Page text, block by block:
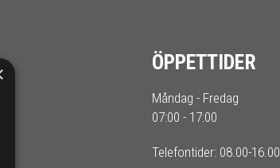
ÖPPETTIDER
Måndag - Fredag
07:00 - 17:00
Telefontider: 08.00-16.00